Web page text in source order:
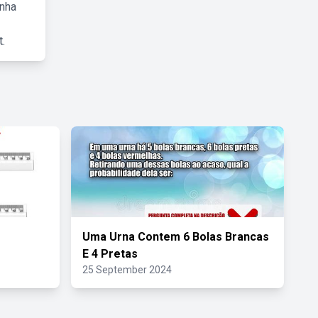
Uma Urna Contem 6 Bolas Brancas
E 4 Pretas
25 September 2024